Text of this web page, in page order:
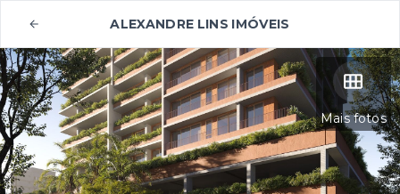
ALEXANDRE LINS IMÓVEIS
Mais fotos